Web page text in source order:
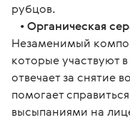
рубцов.
•Органическая
Незаменимый
которые участвуют
отвечает за снятие
помогает
высыпаниями на